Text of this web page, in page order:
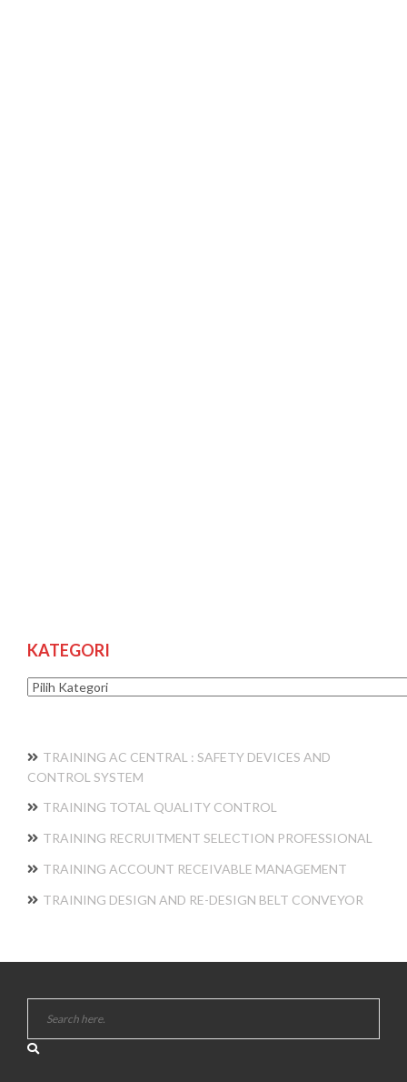
KATEGORI
Kategori
TRAINING AC CENTRAL : SAFETY DEVICES AND
CONTROL SYSTEM
TRAINING TOTAL QUALITY CONTROL
TRAINING RECRUITMENT SELECTION PROFESSIONAL
TRAINING ACCOUNT RECEIVABLE MANAGEMENT
TRAINING DESIGN AND RE-DESIGN BELT CONVEYOR